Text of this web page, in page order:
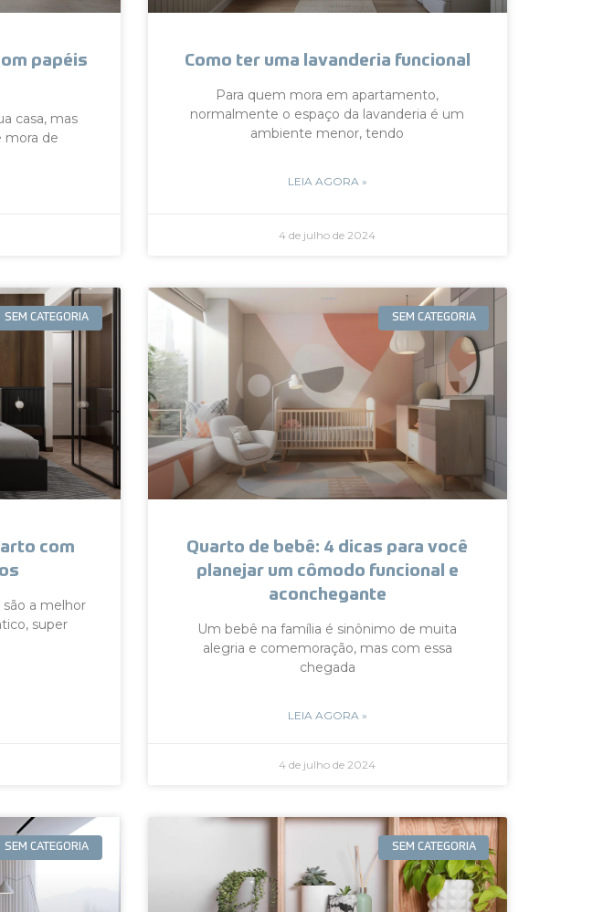
papéis
casa, mas
mora de
Como ter uma lavanderia funcional
Para quem mora em apartamento,
normalmente o espaço da lavanderia é um
ambiente menor, tendo
LEIA AGORA »
4 de julho de 2024
SEM CATEGORIA
com
a melhor
super
SEM CATEGORIA
Quarto de bebê: 4 dicas para você
planejar um cômodo funcional e
aconchegante
Um bebê na família é sinônimo de muita
alegria e comemoração, mas com essa
chegada
LEIA AGORA »
4 de julho de 2024
SEM CATEGORIA SEM CATEGORIA